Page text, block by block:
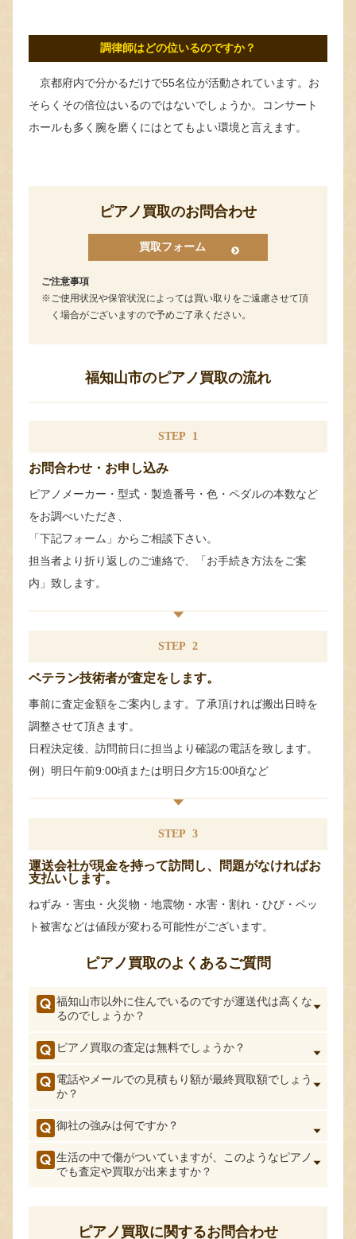
調律師はどの位いるのですか？
京都府内で分かるだけで55名位が活動されています。お
そらくその倍位はいるのではないでしょうか。コンサート
ホールも多く腕を磨くにはとてもよい環境と言えます。
ピアノ買取のお問合わせ
買取フォーム
ご注意事項
ご使用状況や保管状況によっては買い取りをご遠慮させて頂
く場合がございますので予めご了承ください。
福知山市のピアノ買取の流れ
STEP 1
お問合わせ・お申し込み
ピアノメーカー・型式・製造番号・色・ペダルの本数など
をお調べいただき、
「下記フォーム」からご相談下さい。
担当者より折り返しのご連絡で、「お手続き方法をご案
内」致します。
STEP 2
ベテラン技術者が査定をします。
事前に査定金額をご案内します。了承頂ければ搬出日時を
調整させて頂きます。
日程決定後、訪問前日に担当より確認の電話を致します。
例）明日午前9:00頃または明日夕方15:00頃など
STEP 3
運送会社が現金を持って訪問し、問題がなければお
支払いします。
ねずみ・害虫・火災物・地震物・水害・割れ・ひび・ペッ
ト被害などは値段が変わる可能性がございます。
ピアノ買取のよくあるご質問
福知山市以外に住んでいるのですが運送代は高くな
るのでしょうか？
ピアノ買取の査定は無料でしょうか？
電話やメールでの見積もり額が最終買取額でしょう
か？
御社の強みは何ですか？
生活の中で傷がついていますが、このようなピアノ
でも査定や買取が出来ますか？
ピアノ買取に関するお問合わせ